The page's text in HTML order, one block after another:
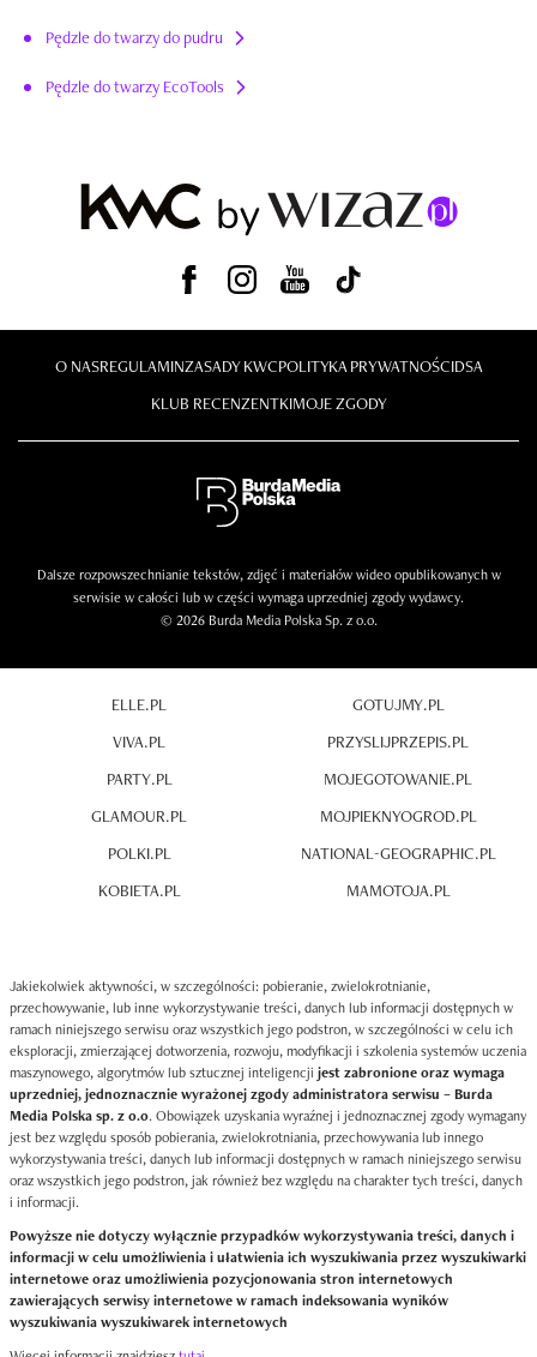
Pędzle do twarzy do pudru
Pędzle do twarzy EcoTools
O NASREGULAMINZASADY KWCPOLITYKA PRYWATNOŚCIDSA
KLUB RECENZENTKIMOJE ZGODY
Dalsze rozpowszechnianie tekstów, zdjęć i materiałów wideo opublikowanych w
serwisie w całości lub w części wymaga uprzedniej zgody wydawcy.
© 2026 Burda Media Polska Sp. z o.o.
ELLE.PL
VIVA.PL
PARTY.PL
GLAMOUR.PL
POLKI.PL
KOBIETA.PL
GOTUJMY.PL
PRZYSLIJPRZEPIS.PL
MOJEGOTOWANIE.PL
MOJPIEKNYOGROD.PL
NATIONAL-GEOGRAPHIC.PL
MAMOTOJA.PL
Jakiekolwiek aktywności, w szczególności: pobieranie, zwielokrotnianie,
przechowywanie, lub inne wykorzystywanie treści, danych lub informacji dostępnych w
ramach niniejszego serwisu oraz wszystkich jego podstron, w szczególności w celu ich
eksploracji, zmierzającej dotworzenia, rozwoju, modyfikacji i szkolenia systemów uczenia
maszynowego, algorytmów lub sztucznej inteligencji jest zabronione oraz wymaga
uprzedniej, jednoznacznie wyrażonej zgody administratora serwisu – Burda
Media Polska sp. z o.o. Obowiązek uzyskania wyraźnej i jednoznacznej zgody wymagany
jest bez względu sposób pobierania, zwielokrotniania, przechowywania lub innego
wykorzystywania treści, danych lub informacji dostępnych w ramach niniejszego serwisu
oraz wszystkich jego podstron, jak również bez względu na charakter tych treści, danych
i informacji.
Powyższe nie dotyczy wyłącznie przypadków wykorzystywania treści, danych i
informacji w celu umożliwienia i ułatwienia ich wyszukiwania przez wyszukiwarki
internetowe oraz umożliwienia pozycjonowania stron internetowych
zawierających serwisy internetowe w ramach indeksowania wyników
wyszukiwania wyszukiwarek internetowych